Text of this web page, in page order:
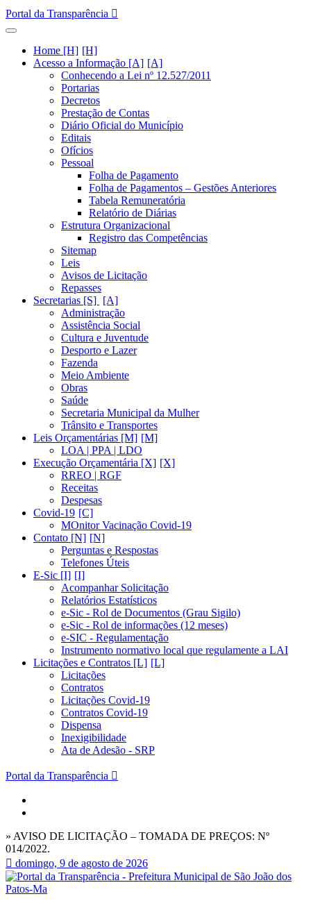
Portal da Transparência
Home [H]
Acesso a Informação [A]
Conhecendo a Lei nº 12.527/2011
Portarias
Decretos
Prestação de Contas
Diário Oficial do Município
Editais
Ofícios
Pessoal
Folha de Pagamento
Folha de Pagamentos – Gestões Anteriores
Tabela Remuneratória
Relatório de Diárias
Estrutura Organizacional
Registro das Competências
Sitemap
Leis
Avisos de Licitação
Repasses
Secretarias [S]
Administração
Assistência Social
Cultura e Juventude
Desporto e Lazer
Fazenda
Meio Ambiente
Obras
Saúde
Secretaria Municipal da Mulher
Trânsito e Transportes
Leis Orçamentárias [M]
LOA | PPA | LDO
Execução Orçamentária [X]
RREO | RGF
Receitas
Despesas
Covid-19
MOnitor Vacinação Covid-19
Contato [N]
Perguntas e Respostas
Telefones Úteis
E-Sic [I]
Acompanhar Solicitação
Relatórios Estatísticos
e-Sic - Rol de Documentos (Grau Sigilo)
e-Sic - Rol de informações (12 meses)
e-SIC - Regulamentação
Instrumento normativo local que regulamente a LAI
Licitações e Contratos [L]
Licitações
Contratos
Licitações Covid-19
Contratos Covid-19
Dispensa
Inexigibilidade
Ata de Adesão - SRP
Portal da Transparência
» AVISO DE LICITAÇÃO – TOMADA DE PREÇOS: Nº
014/2022.
domingo, 9 de agosto de 2026